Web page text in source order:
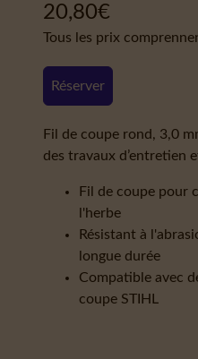
20,80€
Tous les prix
Réserver
Fil de coupe rond, 3,0
des travaux d’entretien
Fil de coupe pour
l'herbe
Résistant à
longue durée
Compatible avec
coupe STIHL